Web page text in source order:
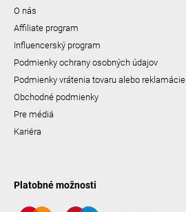
O nás
Affiliate program
Influencerský program
Podmienky ochrany osobných údajov
Podmienky vrátenia tovaru alebo reklamácie
Obchodné podmienky
Pre médiá
Kariéra
Platobné možnosti